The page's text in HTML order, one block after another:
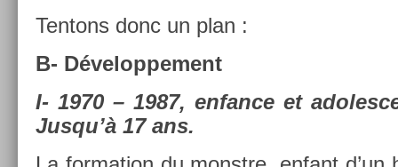
Ten­tons donc un plan :
B- Dévelop­pe­ment
I- 1970 – 1987, en­fan­ce et
Jusqu’à 17 ans.